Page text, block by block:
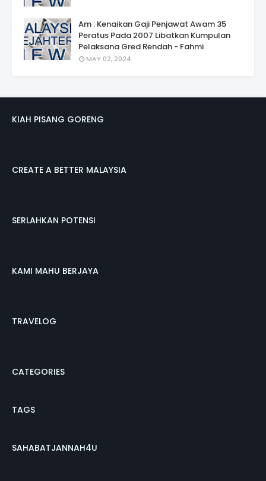
Am : Kenaikan Gaji Penjawat Awam 35
Peratus Pada 2007 Libatkan Kumpulan
Pelaksana Gred Rendah - Fahmi
MAY 02, 2024
KIAH PISANG GORENG
CREATE A BETTER MALAYSIA
SERLAHKAN POTENSI
KAMI MAHU BERJAYA
TRAVELOG
CATEGORIES
TAGS
SAHABATJANNAH4U